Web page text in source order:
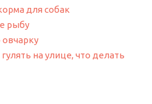
для собак
рыбу
на улице, что делать